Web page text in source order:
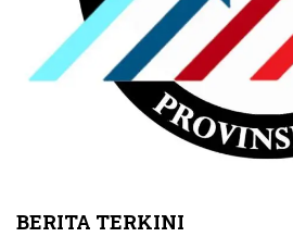
BERITA TERKINI